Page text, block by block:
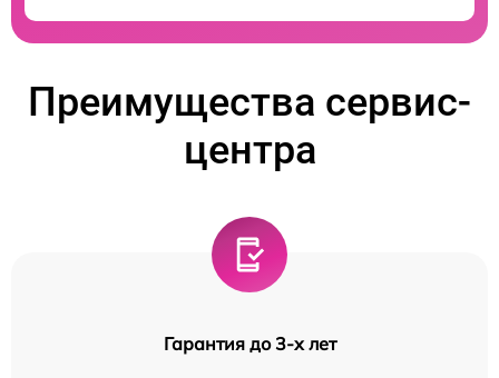
Преимущества сервис-
центра
Гарантия до 3-х лет